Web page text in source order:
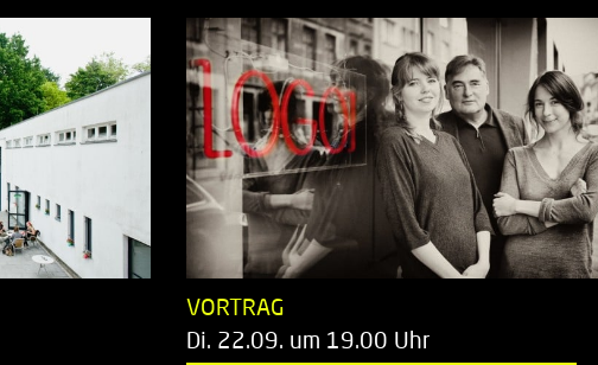
VORTRAG
Di. 22.09. um 19.00 Uhr